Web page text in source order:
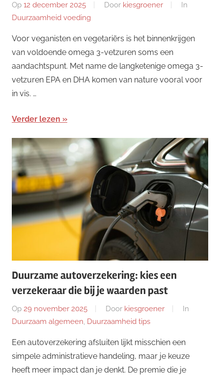
Op 12 december 2025 Door kiesgroener
In
Duurzaamheid voeding
Voor veganisten en vegetariërs is het binnenkrijgen
van voldoende omega 3-vetzuren soms een
aandachtspunt. Met name de langketenige omega 3-
vetzuren EPA en DHA komen van nature vooral voor
in vis. …
Verder lezen
Duurzame autoverzekering: kies een
verzekeraar die bij je waarden past
Op 29 november 2025 Door kiesgroener
In
Duurzaam algemeen, Duurzaamheid tips
Een autoverzekering afsluiten lijkt misschien een
simpele administratieve handeling, maar je keuze
heeft meer impact dan je denkt. De premie die je